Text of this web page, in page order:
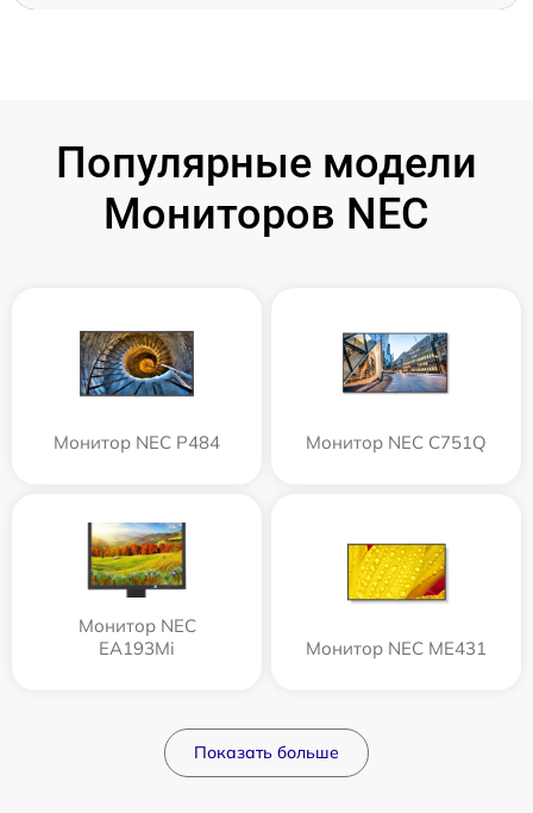
Популярные модели
Мониторов NEC
Монитор NEC P484 Монитор NEC C751Q
Монитор NEC
EA193Mi
Монитор NEC ME431
Показать больше